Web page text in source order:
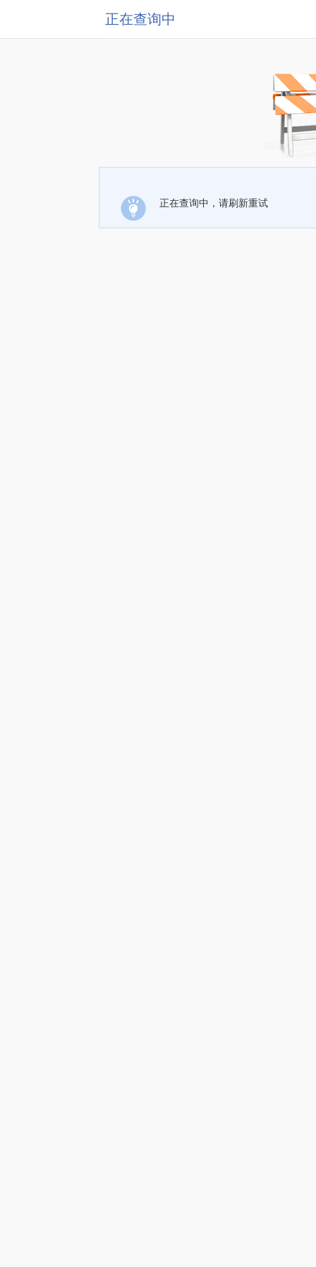
正在查询中
正在查询中，请刷新重试